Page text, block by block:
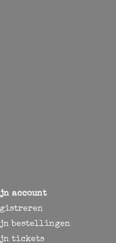
account
bestellingen
tickets